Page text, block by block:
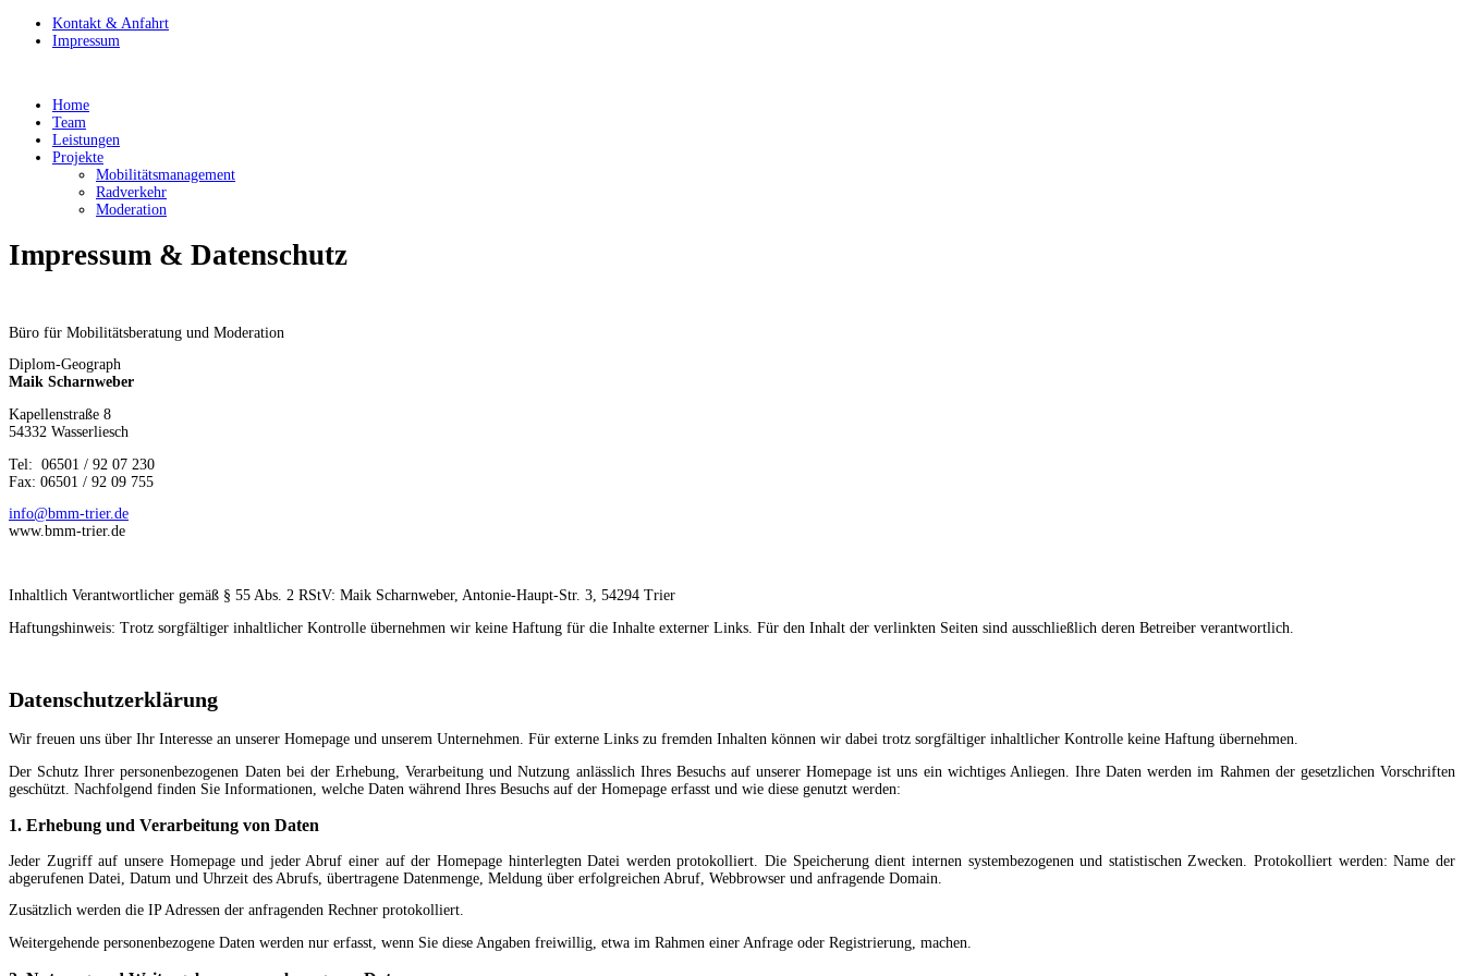
Kontakt & Anfahrt
Impressum
Home
Team
Leistungen
Projekte
Mobilitätsmanagement
Radverkehr
Moderation
Impressum & Datenschutz
Büro für Mobilitätsberatung und Moderation
Diplom-Geograph
Maik Scharnweber
Kapellenstraße 8
54332 Wasserliesch
Tel: 06501 / 92 07 230
Fax: 06501 / 92 09 755
info@bmm-trier.de
www.bmm-trier.de
Inhaltlich Verantwortlicher gemäß § 55 Abs. 2 RStV: Maik Scharnweber, Antonie-Haupt-Str. 3, 54294 Trier
Haftungshinweis: Trotz sorgfältiger inhaltlicher Kontrolle übernehmen wir keine Haftung für die Inhalte externer Links. Für den Inhalt der verlinkten Seiten sind ausschließlich deren Betreiber verantwortlich.
Datenschutzerklärung
Wir freuen uns über Ihr Interesse an unserer Homepage und unserem Unternehmen. Für externe Links zu fremden Inhalten können wir dabei trotz sorgfältiger inhaltlicher Kontrolle keine Haftung übernehmen.
Der Schutz Ihrer personenbezogenen Daten bei der Erhebung, Verarbeitung und Nutzung anlässlich Ihres Besuchs auf unserer Homepage ist uns ein wichtiges Anliegen. Ihre Daten werden im Rahmen der gesetzlichen Vorschriften
geschützt. Nachfolgend finden Sie Informationen, welche Daten während Ihres Besuchs auf der Homepage erfasst und wie diese genutzt werden:
1. Erhebung und Verarbeitung von Daten
Jeder Zugriff auf unsere Homepage und jeder Abruf einer auf der Homepage hinterlegten Datei werden protokolliert. Die Speicherung dient internen systembezogenen und statistischen Zwecken. Protokolliert werden: Name der
abgerufenen Datei, Datum und Uhrzeit des Abrufs, übertragene Datenmenge, Meldung über erfolgreichen Abruf, Webbrowser und anfragende Domain.
Zusätzlich werden die IP Adressen der anfragenden Rechner protokolliert.
Weitergehende personenbezogene Daten werden nur erfasst, wenn Sie diese Angaben freiwillig, etwa im Rahmen einer Anfrage oder Registrierung, machen.